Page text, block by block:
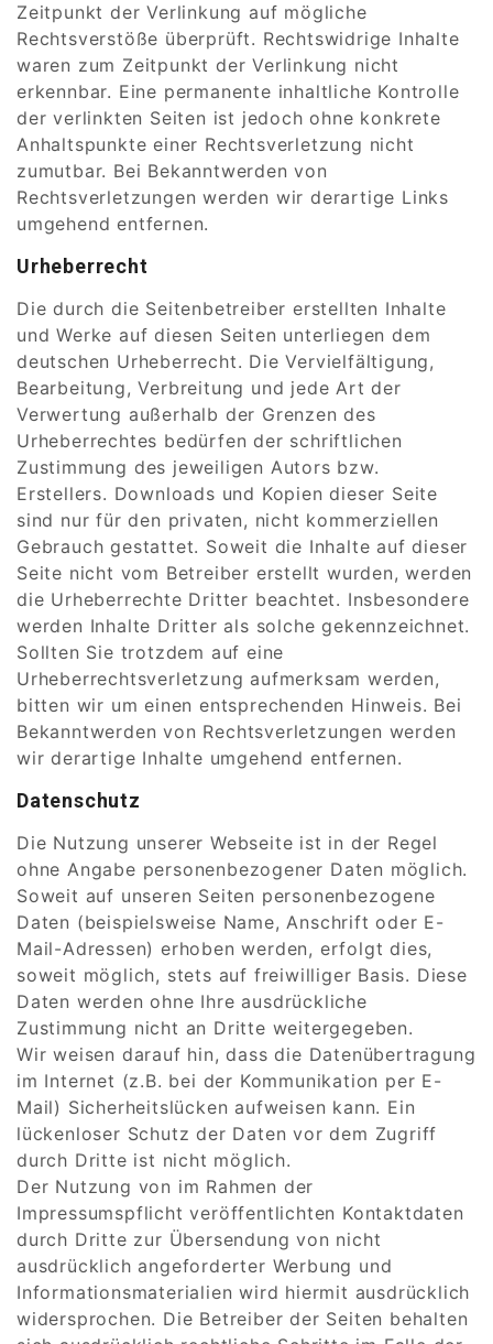
Zeitpunkt der Verlinkung auf mögliche
Rechtsverstöße überprüft. Rechtswidrige Inhalte
waren zum Zeitpunkt der Verlinkung nicht
erkennbar. Eine permanente inhaltliche Kontrolle
der verlinkten Seiten ist jedoch ohne konkrete
Anhaltspunkte einer Rechtsverletzung nicht
zumutbar. Bei Bekanntwerden von
Rechtsverletzungen werden wir derartige Links
umgehend entfernen.
Urheberrecht
Die durch die Seitenbetreiber erstellten Inhalte
und Werke auf diesen Seiten unterliegen dem
deutschen Urheberrecht. Die Vervielfältigung,
Bearbeitung, Verbreitung und jede Art der
Verwertung außerhalb der Grenzen des
Urheberrechtes bedürfen der schriftlichen
Zustimmung des jeweiligen Autors bzw.
Erstellers. Downloads und Kopien dieser Seite
sind nur für den privaten, nicht kommerziellen
Gebrauch gestattet. Soweit die Inhalte auf dieser
Seite nicht vom Betreiber erstellt wurden, werden
die Urheberrechte Dritter beachtet. Insbesondere
werden Inhalte Dritter als solche gekennzeichnet.
Sollten Sie trotzdem auf eine
Urheberrechtsverletzung aufmerksam werden,
bitten wir um einen entsprechenden Hinweis. Bei
Bekanntwerden von Rechtsverletzungen werden
wir derartige Inhalte umgehend entfernen.
Datenschutz
Die Nutzung unserer Webseite ist in der Regel
ohne Angabe personenbezogener Daten möglich.
Soweit auf unseren Seiten personenbezogene
Daten (beispielsweise Name, Anschrift oder E-
Mail-Adressen) erhoben werden, erfolgt dies,
soweit möglich, stets auf freiwilliger Basis. Diese
Daten werden ohne Ihre ausdrückliche
Zustimmung nicht an Dritte weitergegeben.
Wir weisen darauf hin, dass die Datenübertragung
im Internet (z.B. bei der Kommunikation per E-
Mail) Sicherheitslücken aufweisen kann. Ein
lückenloser Schutz der Daten vor dem Zugriff
durch Dritte ist nicht möglich.
Der Nutzung von im Rahmen der
Impressumspflicht veröffentlichten Kontaktdaten
durch Dritte zur Übersendung von nicht
ausdrücklich angeforderter Werbung und
Informationsmaterialien wird hiermit ausdrücklich
widersprochen. Die Betreiber der Seiten behalten